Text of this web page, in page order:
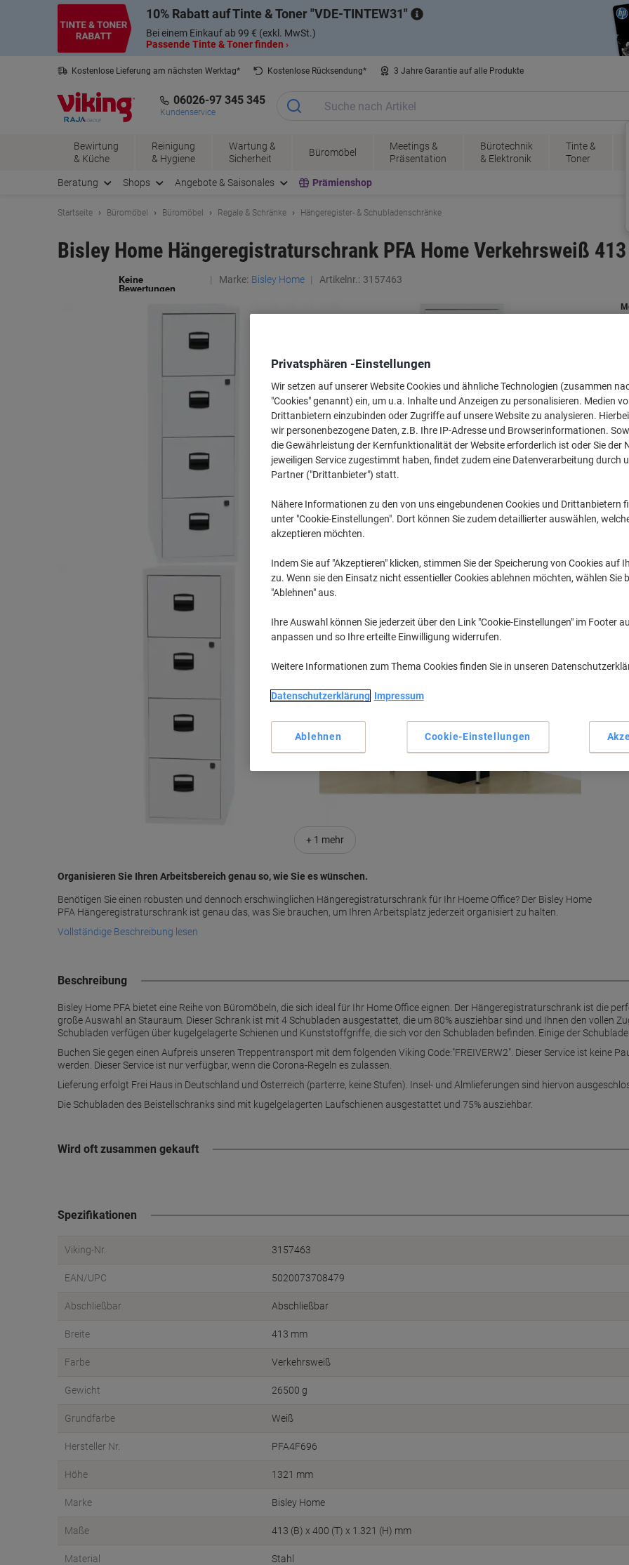
10% Rabatt auf Tinte & Toner VDE-TINTEW31
Bei einem Einkauf ab 99 € (exkl. MwSt.)
Passende Tinte & Toner finden ›
Kostenlose Lieferung am nächsten Werktag* Kostenlose Rücksendung* 3 Jahre Garantie auf alle Produkte
06026-97 345 345
Kundenservice
Bewirtung
& Küche
Reinigung
& Hygiene
Wartung &
Sicherheit
Büromöbel
Meetings &
Präsentation
Bürotechnik
& Elektronik
Tinte &
Toner
Beratung Shops Angebote & Saisonales Prämienshop
Startseite Büromöbel Büromöbel Regale & Schränke Hängeregister- & Schubladenschränke
Bisley Home Hängeregistraturschrank PFA Home Verkehrsweiß
Marke: Bisley Home Artikelnr.: 3157463
+ 1 mehr
Organisieren Sie Ihren Arbeitsbereich genau so, wie Sie es wünschen.
Benötigen Sie einen robusten und dennoch erschwinglichen Hängeregistraturschrank für Ihr Hoeme Office? Der Bisley Home
PFA Hängeregistraturschrank ist genau das, was Sie brauchen, um Ihren Arbeitsplatz jederzeit organisiert zu halten.
Vollständige Beschreibung lesen
Beschreibung
Bisley Home PFA bietet eine Reihe von Büromöbeln, die sich ideal für Ihr Home Office eignen. Der Hängeregistraturschrank ist die
große Auswahl an Stauraum. Dieser Schrank ist mit 4 Schubladen ausgestattet, die um 80% ausziehbar sind und Ihnen den vollen
Schubladen verfügen über kugelgelagerte Schienen und Kunststoffgriffe, die sich vor den Schubladen befinden. Einige der
Buchen Sie gegen einen Aufpreis unseren Treppentransport mit dem folgenden Viking Code:"FREIVERW2". Dieser Service ist keine
werden. Dieser Service ist nur verfügbar, wenn die Corona-Regeln es zulassen.
Lieferung erfolgt Frei Haus in Deutschland und Österreich (parterre, keine Stufen). Insel- und Almlieferungen sind hiervon
Die Schubladen des Beistellschranks sind mit kugelgelagerten Laufschienen ausgestattet und 75% ausziehbar.
Wird oft zusammen gekauft
Spezifikationen
Viking-Nr. 3157463
EAN/UPC 5020073708479
Abschließbar Abschließbar
Breite 413 mm
Farbe Verkehrsweiß
Gewicht 26500 g
Grundfarbe Weiß
Hersteller Nr. PFA4F696
Höhe 1321 mm
Marke Bisley Home
Maße 413 (B) x 400 (T) x 1.321 (H) mm
Material Stahl
Privatsphären -Einstellungen
Wir setzen auf unserer Website Cookies und ähnliche Technologien (zusammen
"Cookies" genannt) ein, um u.a. Inhalte und Anzeigen zu personalisieren. Medien
Drittanbietern einzubinden oder Zugriffe auf unsere Website zu analysieren.
wir personenbezogene Daten, z.B. Ihre IP-Adresse und Browserinformationen.
die Gewährleistung der Kernfunktionalität der Website erforderlich ist oder Sie der
jeweiligen Service zugestimmt haben, findet zudem eine Datenverarbeitung durch
Partner ("Drittanbieter") statt.
Nähere Informationen zu den von uns eingebundenen Cookies und Drittanbietern
unter "Cookie-Einstellungen". Dort können Sie zudem detaillierter auswählen,
akzeptieren möchten.
Indem Sie auf "Akzeptieren" klicken, stimmen Sie der Speicherung von Cookies auf
zu. Wenn sie den Einsatz nicht essentieller Cookies ablehnen möchten, wählen Sie
"Ablehnen" aus.
Ihre Auswahl können Sie jederzeit über den Link "Cookie-Einstellungen" im Footer
anpassen und so Ihre erteilte Einwilligung widerrufen.
Weitere Informationen zum Thema Cookies finden Sie in unseren
Datenschutzerklärung Impressum
Cookie-Einstellungen
Ablehnen